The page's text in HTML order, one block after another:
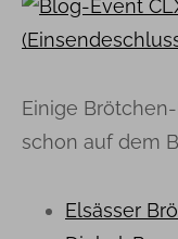
Einige
schon auf dem
Elsässer